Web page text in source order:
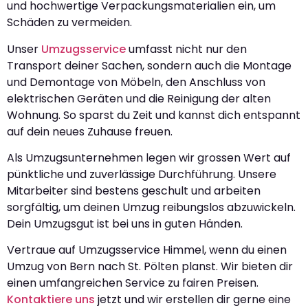
und hochwertige Verpackungsmaterialien ein, um
Schäden zu vermeiden.
Unser Umzugsserviceumfasst nicht nur den
Transport deiner Sachen, sondern auch die Montage
und Demontage von Möbeln, den Anschluss von
elektrischen Geräten und die Reinigung der alten
Wohnung. So sparst du Zeit und kannst dich entspannt
auf dein neues Zuhause freuen.
Als Umzugsunternehmen legen wir grossen Wert auf
pünktliche und zuverlässige Durchführung. Unsere
Mitarbeiter sind bestens geschult und arbeiten
sorgfältig, um deinen Umzug reibungslos abzuwickeln.
Dein Umzugsgut ist bei uns in guten Händen.
Vertraue auf Umzugsservice Himmel, wenn du einen
Umzug von Bern nach St. Pölten planst. Wir bieten dir
einen umfangreichen Service zu fairen Preisen.
Kontaktiere uns jetzt und wir erstellen dir gerne eine